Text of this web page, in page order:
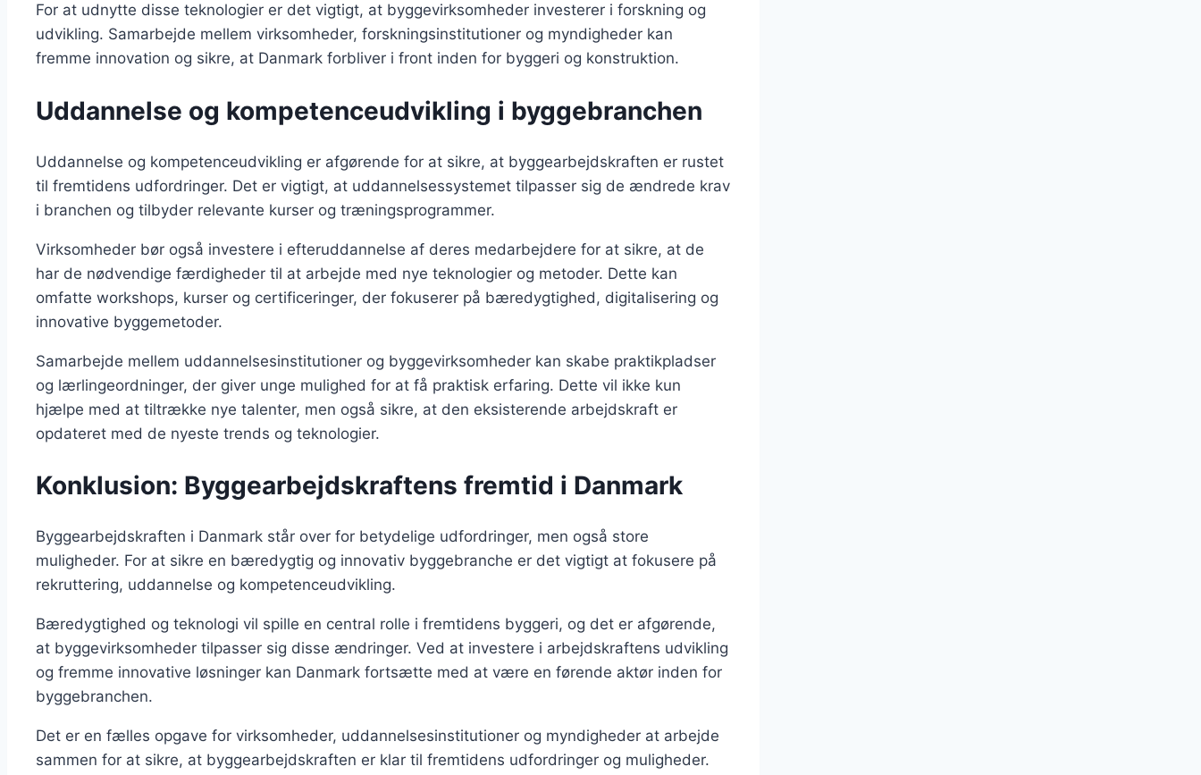
For at udnytte disse teknologier er det vigtigt, at byggevirksomheder investerer i forskning og
udvikling. Samarbejde mellem virksomheder, forskningsinstitutioner og myndigheder kan
fremme innovation og sikre, at Danmark forbliver i front inden for byggeri og konstruktion.
Uddannelse og kompetenceudvikling i byggebranchen
Uddannelse og kompetenceudvikling er afgørende for at sikre, at byggearbejdskraften er rustet
til fremtidens udfordringer. Det er vigtigt, at uddannelsessystemet tilpasser sig de ændrede krav
i branchen og tilbyder relevante kurser og træningsprogrammer.
Virksomheder bør også investere i efteruddannelse af deres medarbejdere for at sikre, at de
har de nødvendige færdigheder til at arbejde med nye teknologier og metoder. Dette kan
omfatte workshops, kurser og certificeringer, der fokuserer på bæredygtighed, digitalisering og
innovative byggemetoder.
Samarbejde mellem uddannelsesinstitutioner og byggevirksomheder kan skabe praktikpladser
og lærlingeordninger, der giver unge mulighed for at få praktisk erfaring. Dette vil ikke kun
hjælpe med at tiltrække nye talenter, men også sikre, at den eksisterende arbejdskraft er
opdateret med de nyeste trends og teknologier.
Konklusion: Byggearbejdskraftens fremtid i Danmark
Byggearbejdskraften i Danmark står over for betydelige udfordringer, men også store
muligheder. For at sikre en bæredygtig og innovativ byggebranche er det vigtigt at fokusere på
rekruttering, uddannelse og kompetenceudvikling.
Bæredygtighed og teknologi vil spille en central rolle i fremtidens byggeri, og det er afgørende,
at byggevirksomheder tilpasser sig disse ændringer. Ved at investere i arbejdskraftens udvikling
og fremme innovative løsninger kan Danmark fortsætte med at være en førende aktør inden for
byggebranchen.
Det er en fælles opgave for virksomheder, uddannelsesinstitutioner og myndigheder at arbejde
sammen for at sikre, at byggearbejdskraften er klar til fremtidens udfordringer og muligheder.